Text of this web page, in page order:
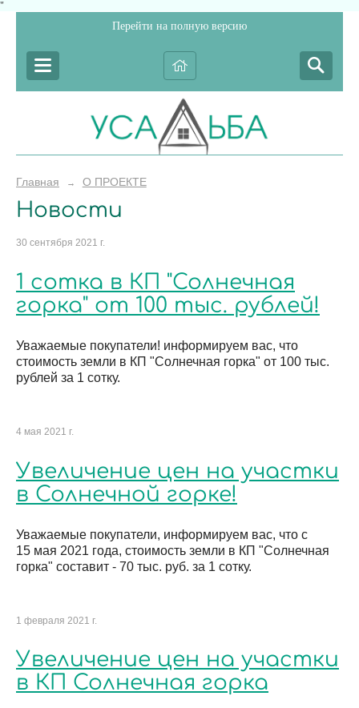
"
Перейти на полную версию
Главная → О ПРОЕКТЕ
Новости
30 сентября 2021 г.
1 сотка в КП "Солнечная
горка" от 100 тыс. рублей!
Уважаемые покупатели! информируем вас, что
стоимость земли в КП "Солнечная горка" от 100 тыс.
рублей за 1 сотку.
4 мая 2021 г.
Увеличение цен на участки
в Солнечной горке!
Уважаемые покупатели, информируем вас, что с
15 мая 2021 года, стоимость земли в КП "Солнечная
горка" составит - 70 тыс. руб. за 1 сотку.
1 февраля 2021 г.
Увеличение цен на участки
в КП Солнечная горка